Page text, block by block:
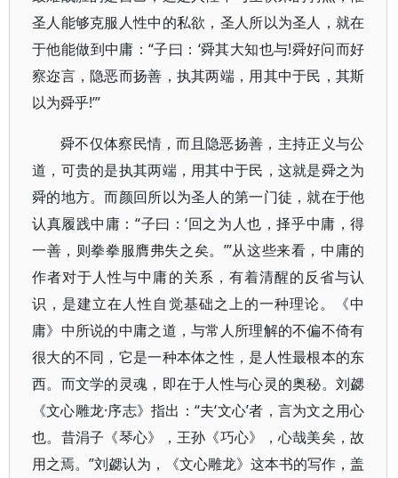
圣人能够克服人性中的私欲，圣人所以为圣人，就在
于他能做到中庸：“子曰：‘舜其大知也与!舜好问而好
察迩言，隐恶而扬善，执其两端，用其中于民，其斯
以为舜乎!’”
舜不仅体察民情，而且隐恶扬善，主持正义与公
道，可贵的是执其两端，用其中于民，这就是舜之为
舜的地方。而颜回所以为圣人的第一门徒，就在于他
认真履践中庸：“子曰：‘回之为人也，择乎中庸，得
一善，则拳拳服膺弗失之矣。’”从这些来看，中庸的
作者对于人性与中庸的关系，有着清醒的反省与认
识，是建立在人性自觉基础之上的一种理论。《中
庸》中所说的中庸之道，与常人所理解的不偏不倚有
很大的不同，它是一种本体之性，是人性最根本的东
西。而文学的灵魂，即在于人性与心灵的奥秘。刘勰
《文心雕龙·序志》指出：“夫‘文心’者，言为文之用心
也。昔涓子《琴心》，王孙《巧心》，心哉美矣，故
用之焉。”刘勰认为，《文心雕龙》这本书的写作，盖